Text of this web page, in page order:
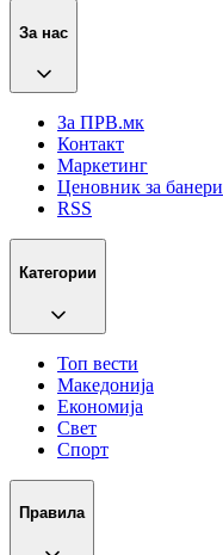
За нас
За ПРВ.мк
Контакт
Маркетинг
Ценовник за банери
RSS
Категории
Топ вести
Македонија
Економија
Свет
Спорт
Правила